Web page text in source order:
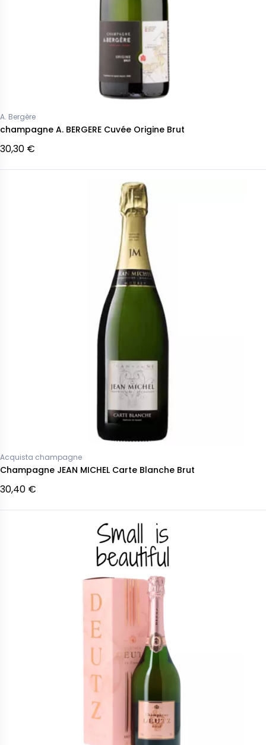
A. Bergère
champagne A. BERGERE Cuvée Origine Brut
30,30 €
Acquista champagne
Champagne JEAN MICHEL Carte Blanche Brut
30,40 €